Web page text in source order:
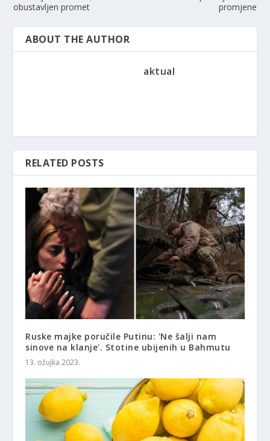
obustavljen promet
promjene
ABOUT THE AUTHOR
aktual
RELATED POSTS
Ruske majke poručile Putinu: 'Ne šalji nam
sinove na klanje'. Stotine ubijenih u Bahmutu
13. ožujka 2023.